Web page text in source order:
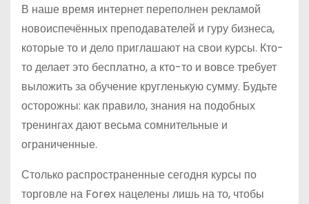
В наше время интернет переполнен рекламой
новоиспечённых преподавателей и гуру бизнеса,
которые то и дело приглашают на свои курсы. Кто-
то делает это бесплатно, а кто-то и вовсе требует
выложить за обучение кругленькую сумму. Будьте
осторожны: как правило, знания на подобных
тренингах дают весьма сомнительные и
ограниченные.
Столько распространенные сегодня курсы по
торговле на Forex нацелены лишь на то, чтобы